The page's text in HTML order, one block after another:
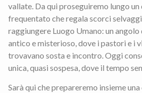
vallate. Da qui proseguiremo lungo
frequentato che regala scorci selvaggi
raggiungere Luogo Umano: un
antico e misterioso, dove i pastori e i
trovavano sosta e incontro. Oggi
unica, quasi sospesa, dove il tempo
Sarà qui che prepareremo insieme